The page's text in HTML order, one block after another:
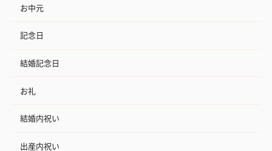
お中元
記念日
結婚記念日
お礼
結婚内祝い
出産内祝い